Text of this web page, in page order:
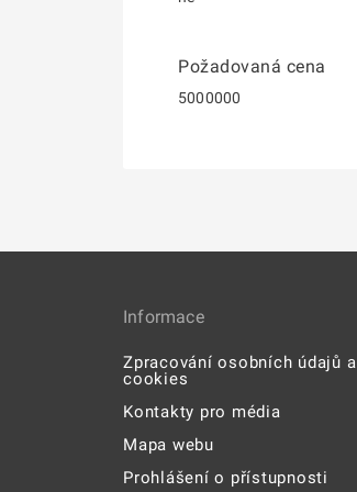
Požadovaná cena
5000000
Informace
Zpracování osobních údajů a
cookies
Kontakty pro média
Mapa webu
Prohlášení o přístupnosti